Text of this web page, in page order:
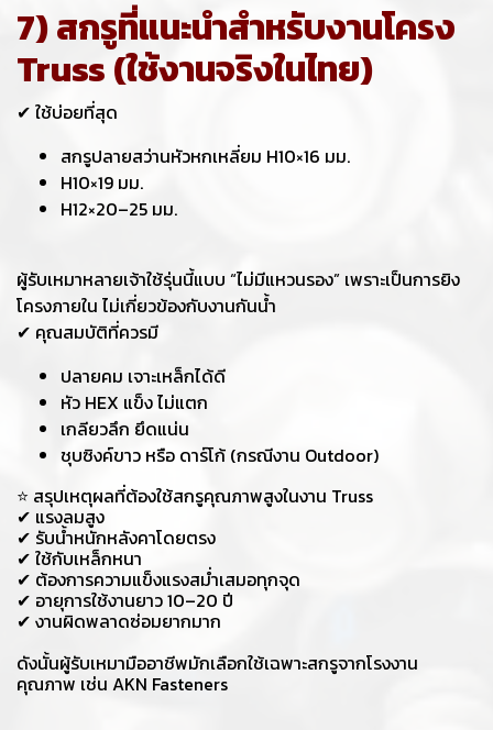
7) สกรูที่แนะนำสำหรับงานโครง
Truss (ใช้งานจริงในไทย)
✔ ใช้บ่อยที่สุด
สกรูปลายสว่านหัวหกเหลี่ยม H10×16 มม.
H10×19 มม.
H12×20–25 มม.
ผู้รับเหมาหลายเจ้าใช้รุ่นนี้แบบ “ไม่มีแหวนรอง” เพราะเป็นการยิง
โครงภายใน ไม่เกี่ยวข้องกับงานกันน้ำ
✔ คุณสมบัติที่ควรมี
ปลายคม เจาะเหล็กได้ดี
หัว HEX แข็ง ไม่แตก
เกลียวลึก ยึดแน่น
ชุบซิงค์ขาว หรือ ดาร์โก้ (กรณีงาน Outdoor)
⭐ สรุปเหตุผลที่ต้องใช้สกรูคุณภาพสูงในงาน Truss
✔ แรงลมสูง
✔ รับน้ำหนักหลังคาโดยตรง
✔ ใช้กับเหล็กหนา
✔ ต้องการความแข็งแรงสม่ำเสมอทุกจุด
✔ อายุการใช้งานยาว 10–20 ปี
✔ งานผิดพลาดซ่อมยากมาก
ดังนั้นผู้รับเหมามืออาชีพมักเลือกใช้เฉพาะสกรูจากโรงงาน
คุณภาพ เช่น AKN Fasteners